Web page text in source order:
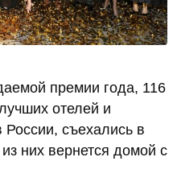
премии года, 116
отелей и
съехались в
них вернется домой с